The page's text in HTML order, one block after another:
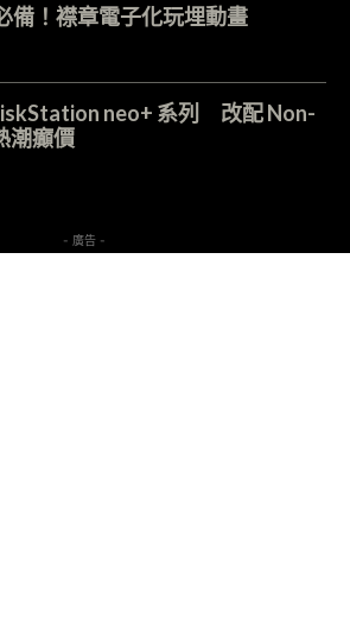
備！襟章電子化玩埋動畫
neo+ 系列 改配 Non-
潮癲價
- 廣告 -